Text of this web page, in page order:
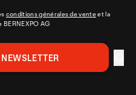
conditions générales de venteet la
BERNEXPO AG